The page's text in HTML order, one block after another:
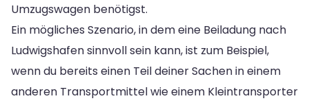
Umzugswagen benötigst.
Ein mögliches Szenario, in dem eine Beiladung nach
Ludwigshafen sinnvoll sein kann, ist zum Beispiel,
wenn du bereits einen Teil deiner Sachen in einem
anderen Transportmittel wie einem Kleintransporter